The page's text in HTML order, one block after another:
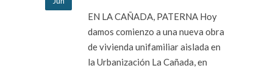
EN LA CAÑADA, PATERNA Hoy
damos comienzo a una nueva obra
de vivienda unifamiliar aislada en
la Urbanización La Cañada, en